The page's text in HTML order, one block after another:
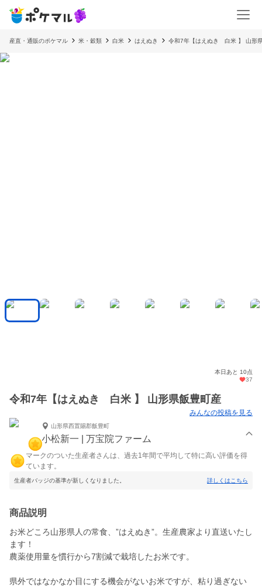
産直・通販のポケマル 米・穀類 白米 はえぬき 令和7年【はえぬき 白米 】 山形
本日あと 10点
37
令和7年【はえぬき 白米 】 山形県飯豊町産
みんなの投稿を見る
山形県西置賜郡飯豊町
小松新一 | 万宝院ファーム
マークのついた生産者さんは、過去1年間で平均して特に高い評価を得
ています。
生産者バッジの基準が新しくなりました。 詳しくはこちら
商品説明
お米どころ山形県人の常食、”はえぬき”。生産農家より直送いたし
ます！
農薬使用量を慣行から7割減で栽培したお米です。
県外ではなかなか目にする機会がないお米ですが、粘り過ぎない